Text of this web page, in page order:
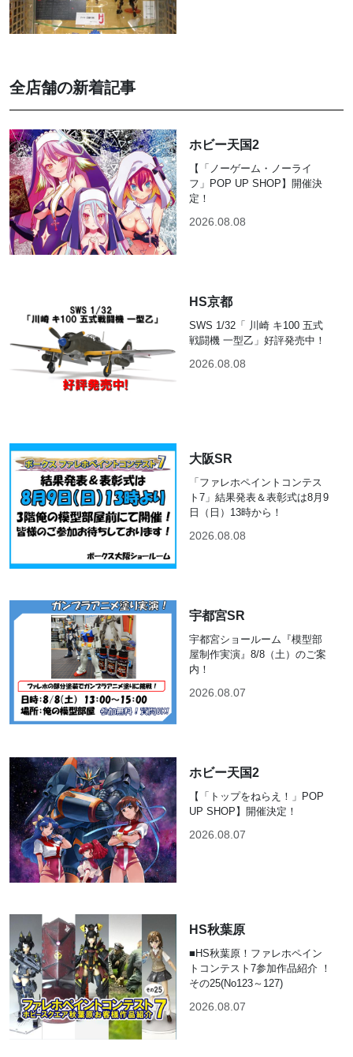
全店舗の新着記事
ホビー天国2
【「ノーゲーム・ノーライ
フ」POP UP SHOP】開催決
定！
2026.08.08
HS京都
SWS 1/32「 川崎 キ100 五式
戦闘機 一型乙」好評発売中！
2026.08.08
大阪SR
「ファレホペイントコンテス
ト7」結果発表＆表彰式は8月9
日（日）13時から！
2026.08.08
宇都宮SR
宇都宮ショールーム『模型部
屋制作実演』8/8（土）のご案
内！
2026.08.07
ホビー天国2
【「トップをねらえ！」POP
UP SHOP】開催決定！
2026.08.07
HS秋葉原
■HS秋葉原！ファレホペイン
トコンテスト7参加作品紹介 ！
その25(No123～127)
2026.08.07